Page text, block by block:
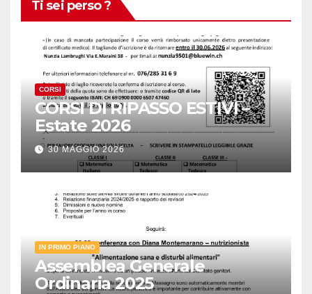
Ti sei perso ?
CORSI
CORSI DI RIPASSO ESTIVI –
Estate 2026
30 MAGGIO 2026
IN PRIMO PIANO
Assemblea Generale
Ordinaria 2025